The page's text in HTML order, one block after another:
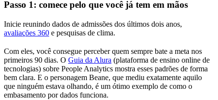
Passo 1: comece pelo que você já tem em mãos
Inicie reunindo dados de admissões dos últimos dois anos,
avaliações 360 e pesquisas de clima.
Com eles, você consegue perceber quem sempre bate a meta nos
primeiros 90 dias. O Guia da Alura (plataforma de ensino online de
tecnologias) sobre People Analytics mostra esses padrões de forma
bem clara. E o personagem Beane, que mediu exatamente aquilo
que ninguém estava olhando, é um ótimo exemplo de como o
embasamento por dados funciona.